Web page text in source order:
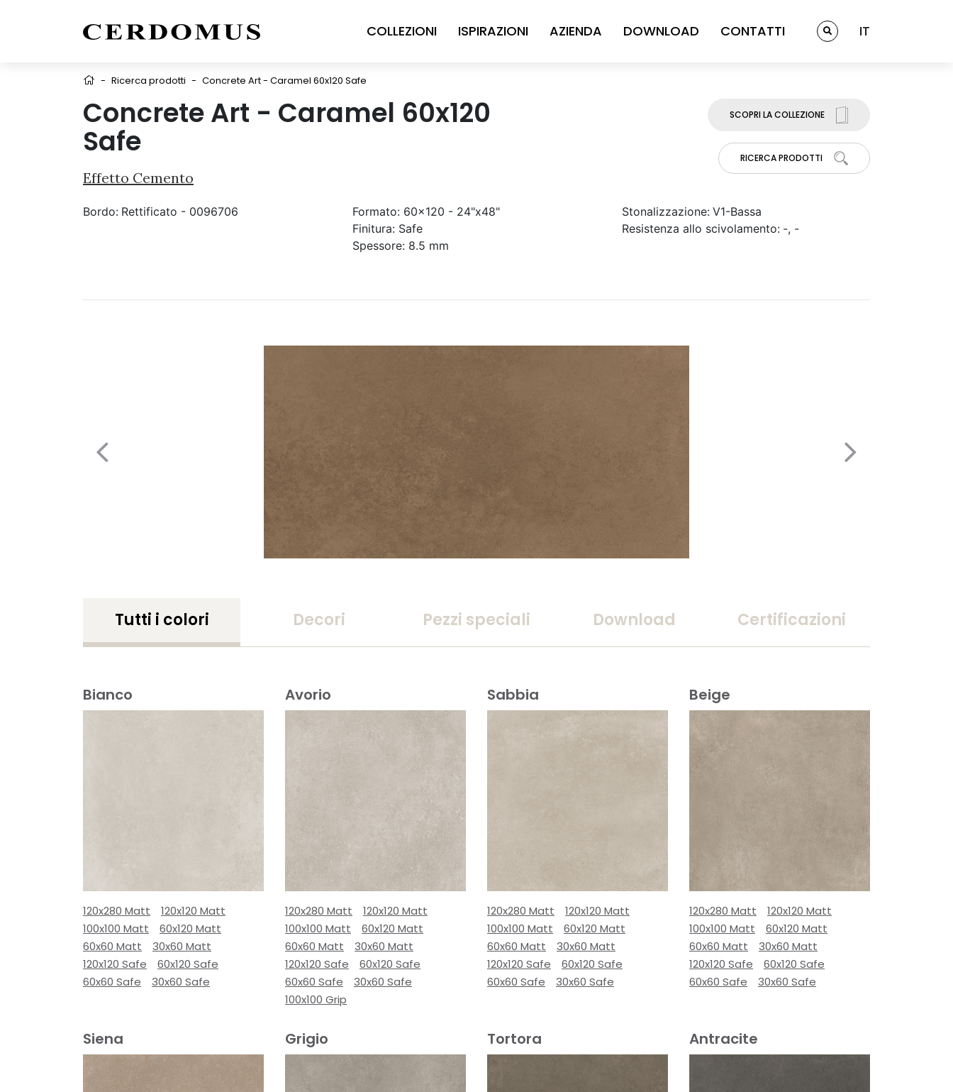
COLLEZIONI ISPIRAZIONI AZIENDA DOWNLOAD CONTATTI IT
- Ricerca prodotti - Concrete Art - Caramel 60x120 Safe
Concrete Art - Caramel 60x120
Safe
Effetto Cemento
SCOPRI LA COLLEZIONE
RICERCA PRODOTTI
Bordo: Rettificato - 0096706 Formato: 60x120 - 24"x48"
Finitura: Safe
Spessore: 8.5 mm
Stonalizzazione: V1-Bassa
Resistenza allo scivolamento: -, -
Tutti i colori Decori Pezzi speciali Download Certificazioni
Bianco
120x280 Matt
120x120 Matt
100x100 Matt
60x120 Matt
60x60 Matt
30x60 Matt
120x120 Safe
60x120 Safe
60x60 Safe
30x60 Safe
Avorio
120x280 Matt
120x120 Matt
100x100 Matt
60x120 Matt
60x60 Matt
30x60 Matt
120x120 Safe
60x120 Safe
60x60 Safe
30x60 Safe
100x100 Grip
Sabbia
120x280 Matt
120x120 Matt
100x100 Matt
60x120 Matt
60x60 Matt
30x60 Matt
120x120 Safe
60x120 Safe
60x60 Safe
30x60 Safe
Beige
120x280 Matt
120x120 Matt
100x100 Matt
60x120 Matt
60x60 Matt
30x60 Matt
120x120 Safe
60x120 Safe
60x60 Safe
30x60 Safe
Siena Grigio Tortora Antracite